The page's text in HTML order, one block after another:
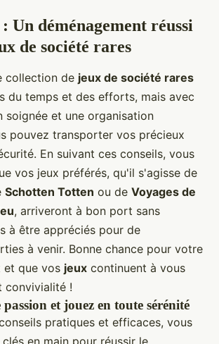
Un déménagement réussi
de société rares
collection de jeux de société rares
du temps et des efforts, mais avec
soignée et une organisation
pouvez transporter vos précieux
En suivant ces conseils, vous
vos jeux préférés, qu'il s'agisse de
Schotten Totten ou de Voyages de
, arriveront à bon port sans
à être appréciés pour de
à venir. Bonne chance pour votre
et que vos jeux continuent à vous
convivialité !
et jouez en toute sérénité
pratiques et efficaces, vous
en main pour réussir le